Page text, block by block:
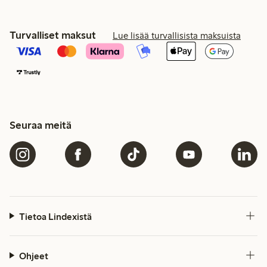
Turvalliset maksut Lue lisää turvallisista maksuista
Seuraa meitä
Tietoa Lindexistä
Ohjeet